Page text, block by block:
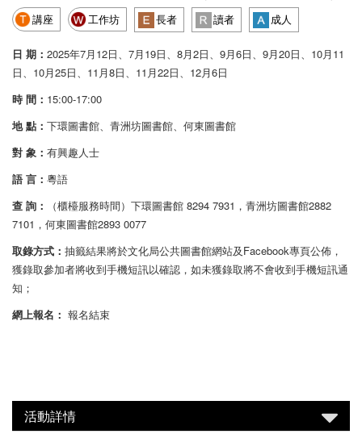
講座 工作坊 長者 讀者 成人
日 期： 2025年7月12日、7月19日、8月2日、9月6日、9月20日、10月11
日、10月25日、11月8日、11月22日、12月6日
時 間： 15:00-17:00
地 點： 下環圖書館、青洲坊圖書館、何東圖書館
對 象： 有興趣人士
語 言： 粵語
查 詢：
（櫃檯服務時間）下環圖書館 8294 7931，青洲坊圖書館2882
7101，何東圖書館2893 0077
取錄方式： 抽籤結果將於文化局公共圖書館網站及Facebook專頁公佈，
獲錄取參加者將收到手機短訊以確認，如未獲錄取將不會收到手機短訊通
知；
網上報名： 報名結束
活動詳情